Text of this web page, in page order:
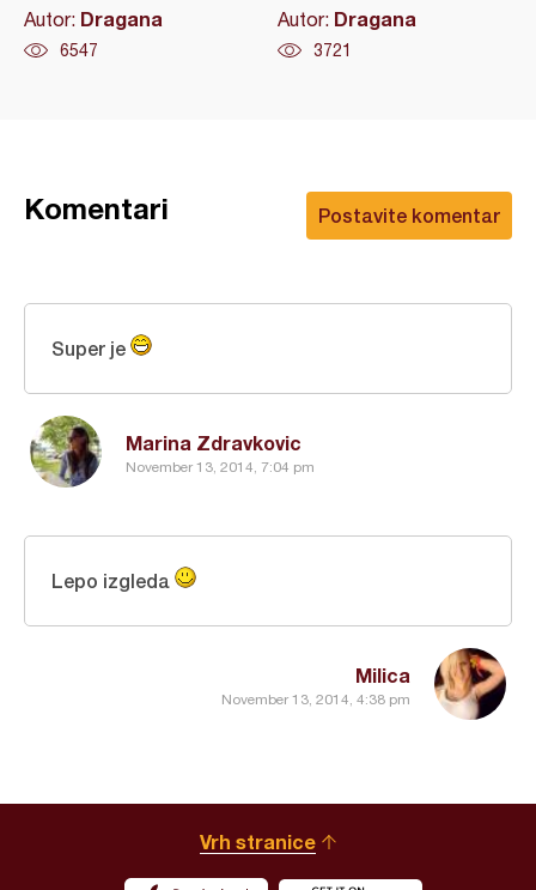
Autor: Dragana
6547
Autor: Dragana
3721
Postavite komentar
Komentari
Marina Zdravkovic
November 13, 2014, 7:04 pm
Super je
Milica
November 13, 2014, 4:38 pm
Lepo izgleda
Vrh stranice